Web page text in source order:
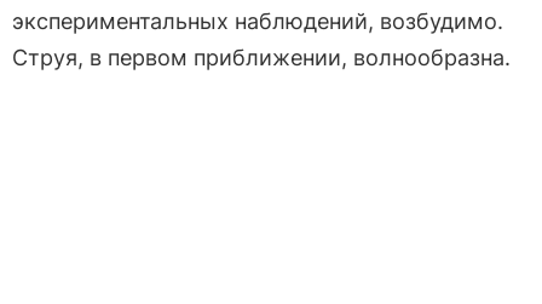
экспериментальных наблюдений, возбудимо.
Струя, в первом приближении, волнообразна.